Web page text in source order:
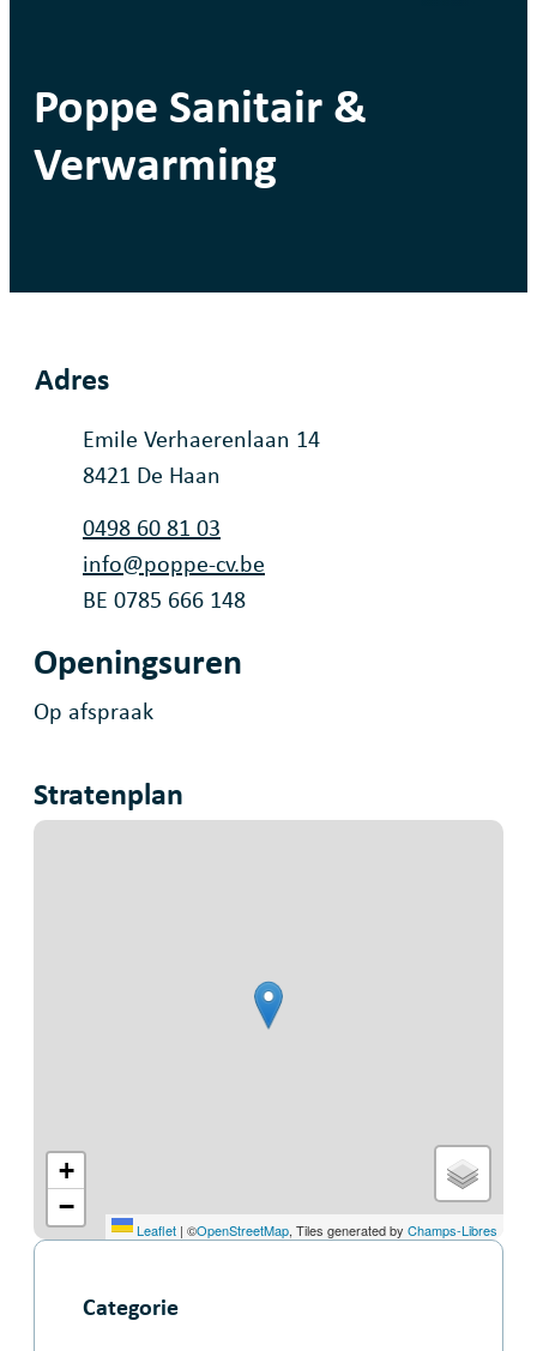
Poppe Sanitair &
Verwarming
Adres
AdresEmile Verhaerenlaan 14
,8421 De Haan
0498 60 81 03
E-mailinfo@poppe-cv.be
Ondernemingsnummer
BE 0785 666 148
Openingsuren
Op afspraak
Stratenplan
+
−
Leaflet | ©OpenStreetMap, Tiles generated by Champs-Libres
Categorie